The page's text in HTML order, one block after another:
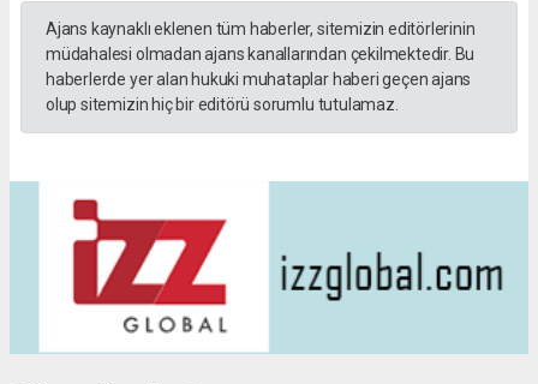
Ajans kaynaklı eklenen tüm haberler, sitemizin editörlerinin
müdahalesi olmadan ajans kanallarından çekilmektedir. Bu
haberlerde yer alan hukuki muhataplar haberi geçen ajans
olup sitemizin hiç bir editörü sorumlu tutulamaz.